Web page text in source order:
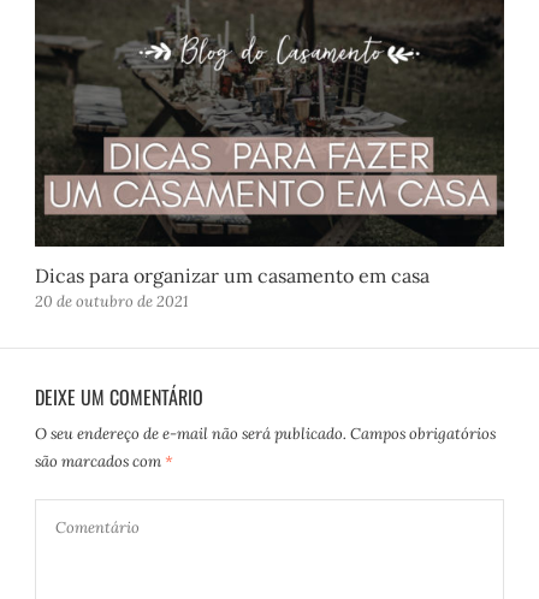
Dicas para organizar um casamento em casa
20 de outubro de 2021
DEIXE UM COMENTÁRIO
O seu endereço de e-mail não será publicado. Campos obrigatórios
são marcados com *